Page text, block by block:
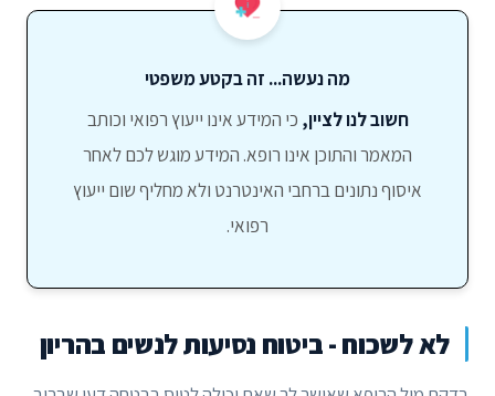
מה נעשה... זה בקטע משפטי
חשוב לנו לציין, כי המידע אינו ייעוץ רפואי וכותב
המאמר והתוכן אינו רופא. המידע מוגש לכם לאחר
איסוף נתונים ברחבי האינטרנט ולא מחליף שום ייעוץ
רפואי.
לא לשכוח - ביטוח נסיעות לנשים בהריון